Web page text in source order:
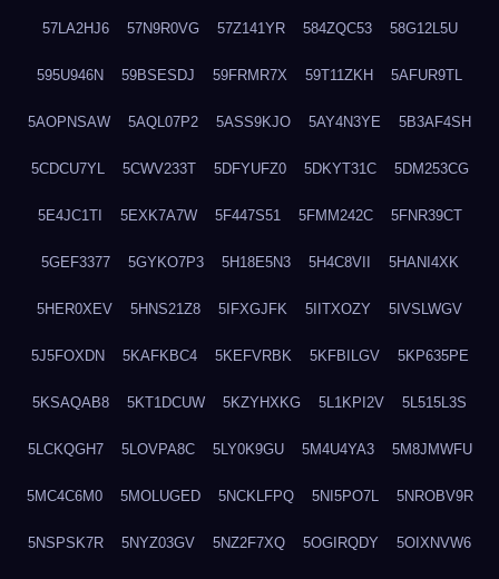
57LA2HJ6 57N9R0VG 57Z141YR 584ZQC53 58G12L5U
595U946N 59BSESDJ 59FRMR7X 59T11ZKH 5AFUR9TL
5AOPNSAW 5AQL07P2 5ASS9KJO 5AY4N3YE 5B3AF4SH
5CDCU7YL 5CWV233T 5DFYUFZ0 5DKYT31C 5DM253CG
5E4JC1TI 5EXK7A7W 5F447S51 5FMM242C 5FNR39CT
5GEF3377 5GYKO7P3 5H18E5N3 5H4C8VII 5HANI4XK
5HER0XEV 5HNS21Z8 5IFXGJFK 5IITXOZY 5IVSLWGV
5J5FOXDN 5KAFKBC4 5KEFVRBK 5KFBILGV 5KP635PE
5KSAQAB8 5KT1DCUW 5KZYHXKG 5L1KPI2V 5L515L3S
5LCKQGH7 5LOVPA8C 5LY0K9GU 5M4U4YA3 5M8JMWFU
5MC4C6M0 5MOLUGED 5NCKLFPQ 5NI5PO7L 5NROBV9R
5NSPSK7R 5NYZ03GV 5NZ2F7XQ 5OGIRQDY 5OIXNVW6